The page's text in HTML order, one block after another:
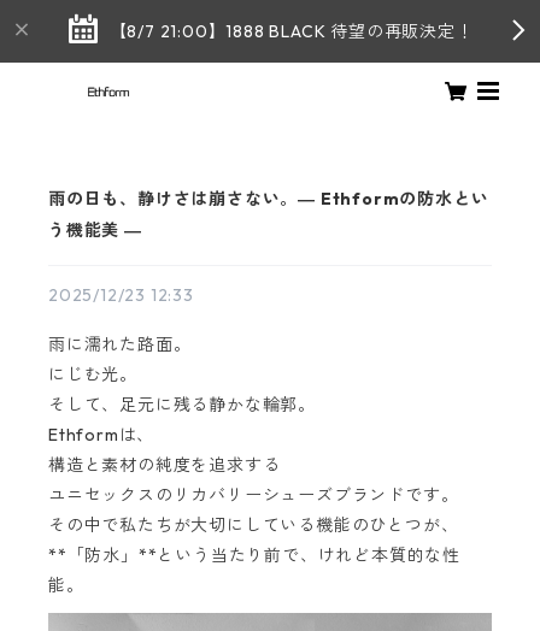
【8/7 21:00】1888 BLACK 待望の再販決定！
雨の日も、静けさは崩さない。― Ethformの防水とい
う機能美 ―
2025/12/23 12:33
雨に濡れた路面。
にじむ光。
そして、足元に残る静かな輪郭。
Ethformは、
構造と素材の純度を追求する
ユニセックスのリカバリーシューズブランドです。
その中で私たちが大切にしている機能のひとつが、
**「防水」**という当たり前で、けれど本質的な性
能。